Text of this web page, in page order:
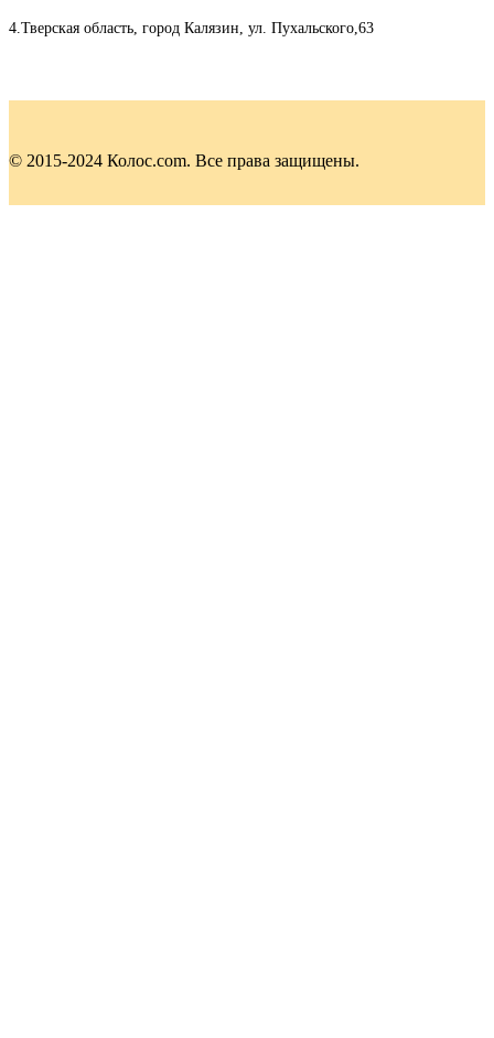
4.Тверская область, город Калязин, ул. Пухальского,63
© 2015-2024 Колос.com. Все права защищены.